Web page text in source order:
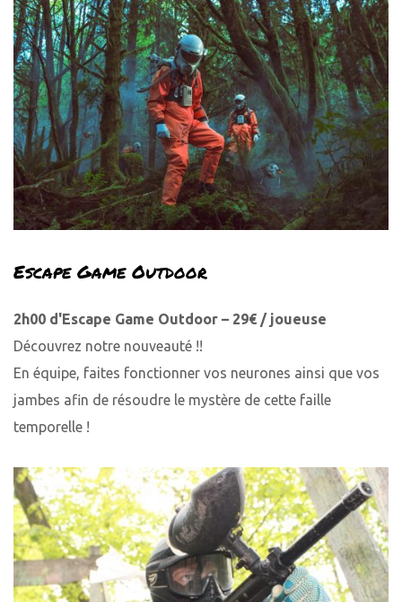
Escape Game Outdoor
2h00 d'Escape Game Outdoor – 29€ / joueuse
Découvrez notre nouveauté !!
En équipe, faites fonctionner vos neurones ainsi que vos
jambes afin de résoudre le mystère de cette faille
temporelle !